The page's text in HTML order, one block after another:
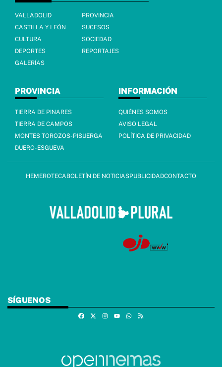
VALLADOLID
PROVINCIA
CASTILLA Y LEÓN
SUCESOS
CULTURA
SOCIEDAD
DEPORTES
REPORTAJES
GALERÍAS
PROVINCIA
TIERRA DE PINARES
TIERRA DE CAMPOS
MONTES TOROZOS-PISUERGA
DUERO-ESGUEVA
INFORMACIÓN
QUIÉNES SOMOS
AVISO LEGAL
POLÍTICA DE PRIVACIDAD
HEMEROTECABOLETÍN DE NOTICIASPUBLICIDADCONTACTO
SÍGUENOS
FacebookInstagramWhatsapp